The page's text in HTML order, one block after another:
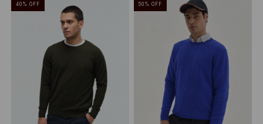
40 % OFF 50 % OFF